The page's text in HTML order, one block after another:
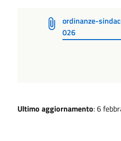
ordinanze-
026
Ultimo aggiornamento: 6